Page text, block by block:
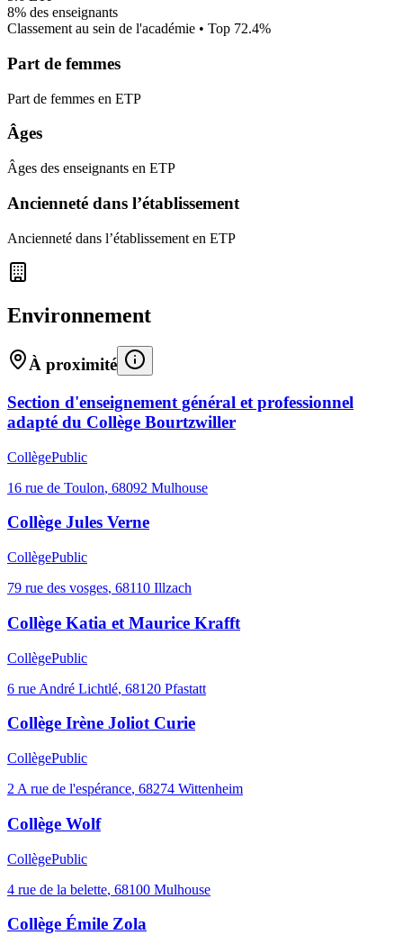
8% des enseignants
Classement au sein de l'académie • Top 72.4%
Part de femmes
Part de femmes en ETP
Âges
Âges des enseignants en ETP
Ancienneté dans l’établissement
Ancienneté dans l’établissement en ETP
Environnement
À proximité
Section d'enseignement général et professionnel
adapté du Collège Bourtzwiller
CollègePublic
16 rue de Toulon, 68092 Mulhouse
Collège Jules Verne
CollègePublic
79 rue des vosges, 68110 Illzach
Collège Katia et Maurice Krafft
CollègePublic
6 rue André Lichtlé, 68120 Pfastatt
Collège Irène Joliot Curie
CollègePublic
2 A rue de l'espérance, 68274 Wittenheim
Collège Wolf
CollègePublic
4 rue de la belette, 68100 Mulhouse
Collège Émile Zola